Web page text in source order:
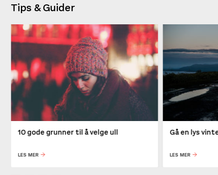
Tips & Guider
10 gode grunner til å velge ull
LES MER
Gå en lys
LES MER